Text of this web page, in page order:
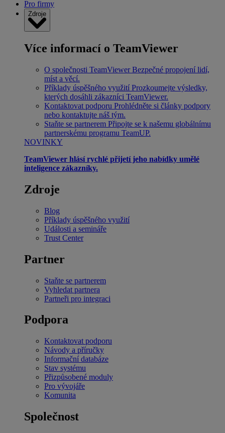
Pro firmy
Zdroje
Více informací o TeamViewer
O společnosti TeamViewer Bezpečné propojení lidí,
míst a věcí.
Příklady úspěšného využití Prozkoumejte výsledky,
kterých dosáhli zákazníci TeamViewer.
Kontaktovat podporu Prohlédněte si články podpory
nebo kontaktujte náš tým.
Staňte se partnerem Připojte se k našemu globálnímu
partnerskému programu TeamUP.
NOVINKY
TeamViewer hlásí rychlé přijetí jeho nabídky umělé
inteligence zákazníky.
Zdroje
Blog
Příklady úspěšného využití
Události a semináře
Trust Center
Partner
Staňte se partnerem
Vyhledat partnera
Partneři pro integraci
Podpora
Kontaktovat podporu
Návody a příručky
Informační databáze
Stav systému
Přizpůsobené moduly
Pro vývojáře
Komunita
Společnost